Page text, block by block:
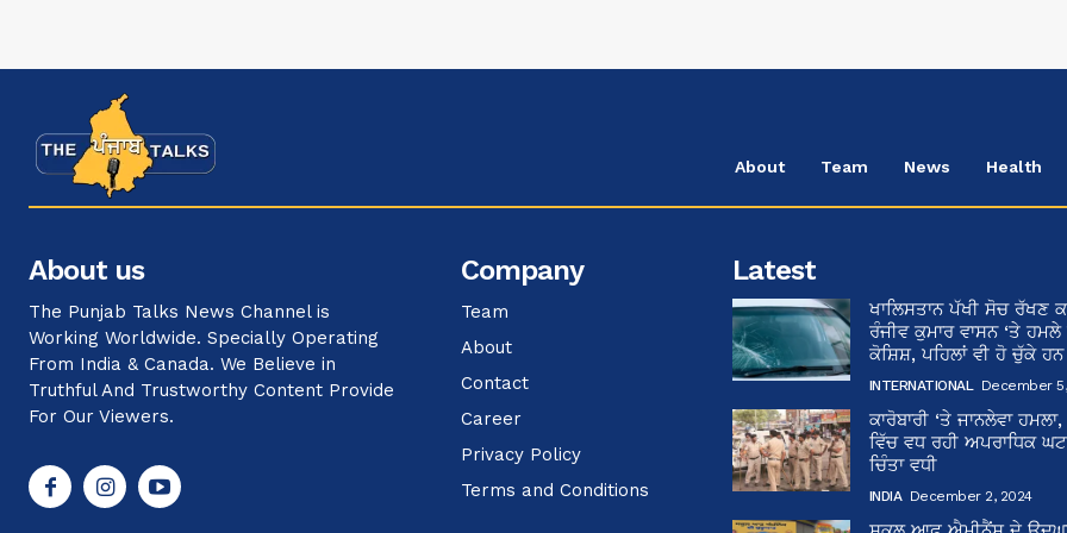
About Team News Health
About us
The Punjab Talks News Channel is
Working Worldwide. Specially Operating
From India & Canada. We Believe in
Truthful And Trustworthy Content Provide
For Our Viewers.
Company
Team
About
Contact
Career
Privacy Policy
Terms and Conditions
Latest
ਖਾਲਿਸਤਾਨ ਪੱਖੀ ਸੋਚ ਰੱਖਣ
ਰੰਜੀਵ ਕੁਮਾਰ ਵਾਸਨ ‘ਤੇ ਹਮਲੇ
ਕੋਸ਼ਿਸ਼, ਪਹਿਲਾਂ ਵੀ ਹੋ ਚੁੱਕੇ
INTERNATIONAL December
ਕਾਰੋਬਾਰੀ ‘ਤੇ ਜਾਨਲੇਵਾ
ਵਿੱਚ ਵਧ ਰਹੀ ਅਪਰਾਧਿਕ
ਚਿੰਤਾ ਵਧੀ
INDIA December 2, 2024